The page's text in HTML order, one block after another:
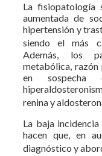
La fisiopatología
aumentada de
hipertensión y
siendo el más
Además, los
metabólica, razón
en sospecha
renina y
La baja
hacen que, en
diagnóstico y